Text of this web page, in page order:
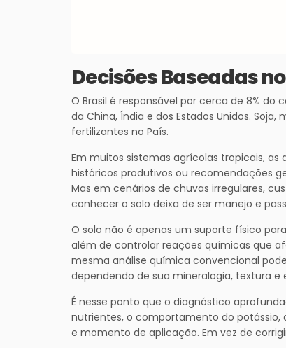
Decisões Baseadas
O Brasil é responsável por cerca de 8%
da China, Índia e dos Estados Unidos.
fertilizantes no País.
Em muitos sistemas agrícolas tropicais,
históricos produtivos ou recomendações
Mas em cenários de chuvas irregulares,
conhecer o solo deixa de ser manejo e
O solo não é apenas um suporte físico
além de controlar reações químicas que
mesma análise química convencional
dependendo de sua mineralogia, textura e
É nesse ponto que o diagnóstico
nutrientes, o comportamento do
e momento de aplicação. Em vez de